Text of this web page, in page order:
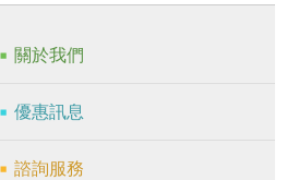
關於我們
優惠訊息
諮詢服務